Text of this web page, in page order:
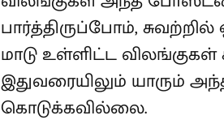
பார்த்திருப்போம்,
மாடு உள்ளிட்ட விலங்குகள்
இதுவரையிலும் யாரும்
கொடுக்கவில்லை.